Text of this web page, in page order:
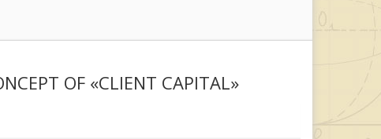
OF «CLIENT CAPITAL»